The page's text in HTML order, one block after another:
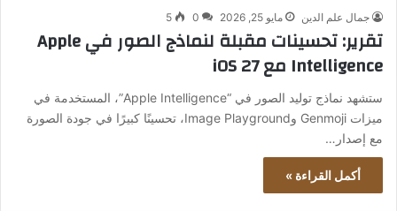
جمال علم الدين مايو 25, 2026 0
5
تقرير: تحسينات مقبلة لنماذج الصور في Apple
Intelligence مع iOS 27
ستشهد نماذج توليد الصور في “Apple Intelligence”، المستخدمة في
ميزات Genmoji وImage Playground، تحسينًا كبيرًا في جودة الصورة
مع إصدار…
أكمل القراءة »